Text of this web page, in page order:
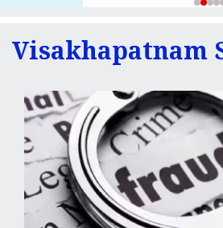
Visakhapatnam